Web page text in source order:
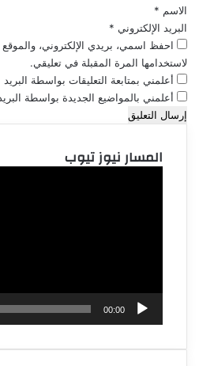
الاسم *
البريد الإلكتروني *
احفظ اسمي، بريدي الإلكتروني،
لاستخدامها المرة المقبلة في تعليقي.
أعلمني بمتابعة التعليقات بواسطة البريد
أعلمني بالمواضيع الجديدة بواسطة
المسار نيوز تيوب
00:00